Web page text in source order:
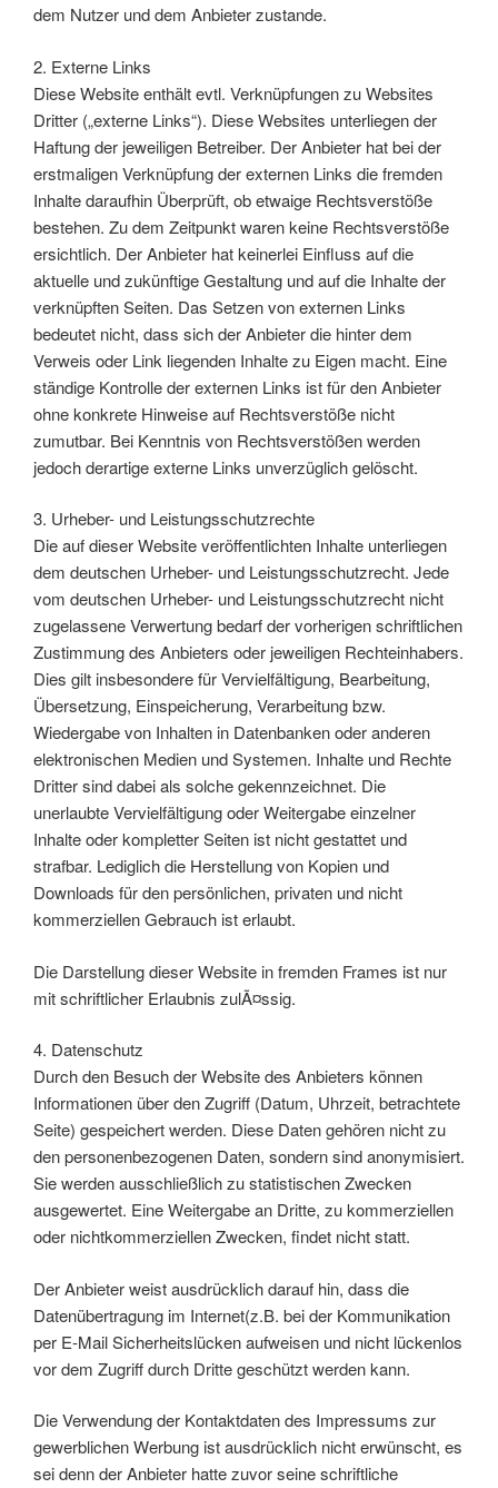
dem Nutzer und dem Anbieter zustande.
2. Externe Links
Diese Website enthält evtl. Verknüpfungen zu Websites
Dritter („externe Links“). Diese Websites unterliegen der
Haftung der jeweiligen Betreiber. Der Anbieter hat bei der
erstmaligen Verknüpfung der externen Links die fremden
Inhalte daraufhin Überprüft, ob etwaige Rechtsverstöße
bestehen. Zu dem Zeitpunkt waren keine Rechtsverstöße
ersichtlich. Der Anbieter hat keinerlei Einfluss auf die
aktuelle und zukünftige Gestaltung und auf die Inhalte der
verknüpften Seiten. Das Setzen von externen Links
bedeutet nicht, dass sich der Anbieter die hinter dem
Verweis oder Link liegenden Inhalte zu Eigen macht. Eine
ständige Kontrolle der externen Links ist für den Anbieter
ohne konkrete Hinweise auf Rechtsverstöße nicht
zumutbar. Bei Kenntnis von Rechtsverstößen werden
jedoch derartige externe Links unverzüglich gelöscht.
3. Urheber- und Leistungsschutzrechte
Die auf dieser Website veröffentlichten Inhalte unterliegen
dem deutschen Urheber- und Leistungsschutzrecht. Jede
vom deutschen Urheber- und Leistungsschutzrecht nicht
zugelassene Verwertung bedarf der vorherigen schriftlichen
Zustimmung des Anbieters oder jeweiligen Rechteinhabers.
Dies gilt insbesondere für Vervielfältigung, Bearbeitung,
Übersetzung, Einspeicherung, Verarbeitung bzw.
Wiedergabe von Inhalten in Datenbanken oder anderen
elektronischen Medien und Systemen. Inhalte und Rechte
Dritter sind dabei als solche gekennzeichnet. Die
unerlaubte Vervielfältigung oder Weitergabe einzelner
Inhalte oder kompletter Seiten ist nicht gestattet und
strafbar. Lediglich die Herstellung von Kopien und
Downloads für den persönlichen, privaten und nicht
kommerziellen Gebrauch ist erlaubt.
Die Darstellung dieser Website in fremden Frames ist nur
mit schriftlicher Erlaubnis zulÃ¤ssig.
4. Datenschutz
Durch den Besuch der Website des Anbieters können
Informationen über den Zugriff (Datum, Uhrzeit, betrachtete
Seite) gespeichert werden. Diese Daten gehören nicht zu
den personenbezogenen Daten, sondern sind anonymisiert.
Sie werden ausschließlich zu statistischen Zwecken
ausgewertet. Eine Weitergabe an Dritte, zu kommerziellen
oder nichtkommerziellen Zwecken, findet nicht statt.
Der Anbieter weist ausdrücklich darauf hin, dass die
Datenübertragung im Internet(z.B. bei der Kommunikation
per E-Mail Sicherheitslücken aufweisen und nicht lückenlos
vor dem Zugriff durch Dritte geschützt werden kann.
Die Verwendung der Kontaktdaten des Impressums zur
gewerblichen Werbung ist ausdrücklich nicht erwünscht, es
sei denn der Anbieter hatte zuvor seine schriftliche